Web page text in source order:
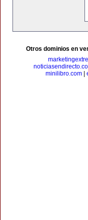
Otros dominios en
minilibro.com|